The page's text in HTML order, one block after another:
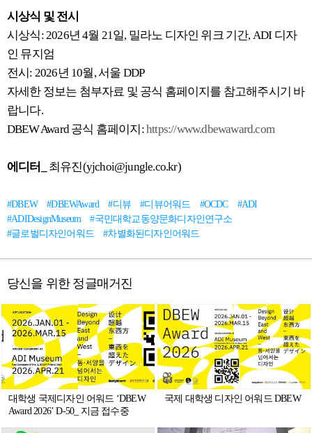
시상식 및 전시
시상식: 2026년 4월 21일, 밀라노 디자인 위크 기간, ADI 디자
인 뮤지엄
전시: 2026년 10월, 서울 DDP
자세한 정보는 첨부자료 및 공식 홈페이지를 참고해주시기 바
랍니다.
DBEW Award 공식 홈페이지:https://www.dbewaward.com
에디터_ 최유진(yjchoi@jungle.co.kr)
#DBEW #DBEWAward #디뷰 #디뷰어워드 #OCDC
#ADI
#ADIDesignMuseum
#국민대학교동양문화디자인연구소
#글로벌디자인어워드
#차별화된디자인어워드
당신을 위한 정글매거진
대학생 국제디자인 어워드 ‘DBEW
Award 2026’ D-50_ 지금 접수중
국제 대학생 디자인 어워드 DBEW